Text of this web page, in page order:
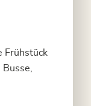
Frühstück
Busse,